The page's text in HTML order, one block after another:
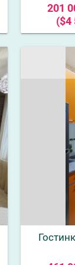
201
($4